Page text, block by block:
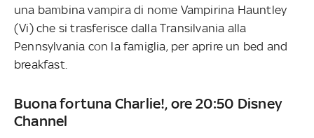
una bambina vampira di nome Vampirina Hauntley
(Vi) che si trasferisce dalla Transilvania alla
Pennsylvania con la famiglia, per aprire un bed and
breakfast.
Buona fortuna Charlie!, ore 20:50 Disney
Channel